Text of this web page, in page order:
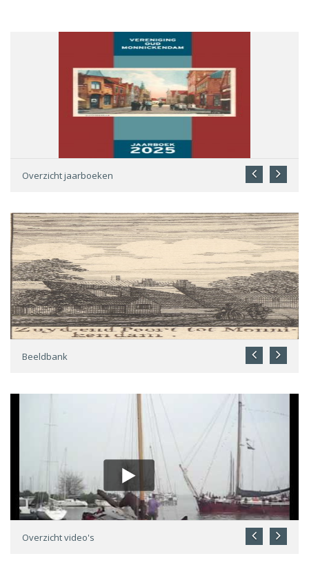
Overzicht jaarboeken
Beeldbank
Overzicht video's